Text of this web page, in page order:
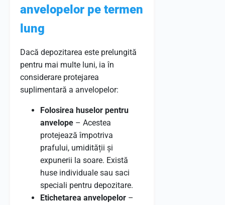
anvelopelor pe termen
lung
Dacă depozitarea este prelungită
pentru mai multe luni, ia în
considerare protejarea
suplimentară a anvelopelor:
Folosirea huselor pentru
anvelope – Acestea
protejează împotriva
prafului, umidității și
expunerii la soare. Există
huse individuale sau saci
speciali pentru depozitare.
Etichetarea anvelopelor –